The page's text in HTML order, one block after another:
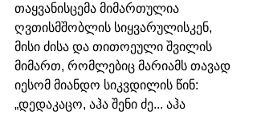
თაყვანისცემა მიმართულია
ღვთისმშობლის სიყვარულისკენ,
მისი ძისა და თითოეული შვილის
მიმართ, რომლებიც მარიამს თავად
იესომ მიანდო სიკვდილის წინ:
„დედაკაცო, აჰა შენი ძე... აჰა